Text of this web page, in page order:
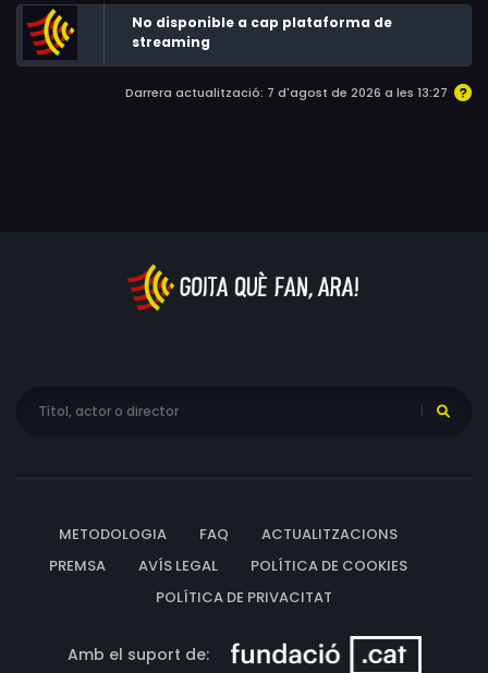
classe treballadora al Manchester industrial dels anys
seixanta, amb un apropament modern i sensible a les
qüestions de gènere i raça.
No disponible a cap plataforma de
streaming
Darrera actualització: 7 d'agost de 2026 a les 13:27
METODOLOGIA FAQ
ACTUALITZACIONS
PREMSA
AVÍS LEGAL
POLÍTICA DE COOKIES
POLÍTICA DE PRIVACITAT
Amb el suport de: